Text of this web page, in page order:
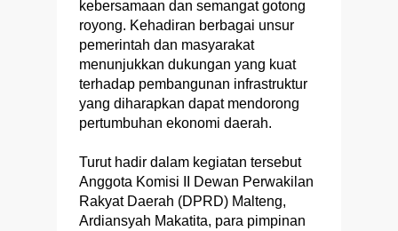
kebersamaan dan semangat gotong
royong. Kehadiran berbagai unsur
pemerintah dan masyarakat
menunjukkan dukungan yang kuat
terhadap pembangunan infrastruktur
yang diharapkan dapat mendorong
pertumbuhan ekonomi daerah.
Turut hadir dalam kegiatan tersebut
Anggota Komisi II Dewan Perwakilan
Rakyat Daerah (DPRD) Malteng,
Ardiansyah Makatita, para pimpinan